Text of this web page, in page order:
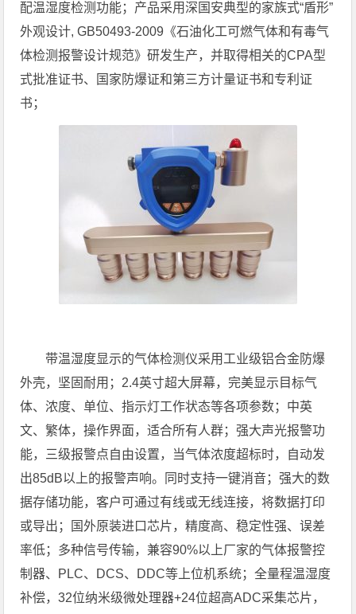
配温湿度检测功能；产品采用深国安典型的家族式“盾形”
外观设计, GB50493-2009《石油化工可燃气体和有毒气
体检测报警设计规范》研发生产，并取得相关的CPA型
式批准证书、国家防爆证和第三方计量证书和专利证
书；
带温湿度显示的气体检测仪采用工业级铝合金防爆
外壳，坚固耐用；2.4英寸超大屏幕，完美显示目标气
体、浓度、单位、指示灯工作状态等各项参数；中英
文、繁体，操作界面，适合所有人群；强大声光报警功
能，三级报警点自由设置，当气体浓度超标时，自动发
出85dB以上的报警声响。同时支持一键消音；强大的数
据存储功能，客户可通过有线或无线连接，将数据打印
或导出；国外原装进口芯片，精度高、稳定性强、误差
率低；多种信号传输，兼容90%以上厂家的气体报警控
制器、PLC、DCS、DDC等上位机系统；全量程温湿度
补偿，32位纳米级微处理器+24位超高ADC采集芯片，